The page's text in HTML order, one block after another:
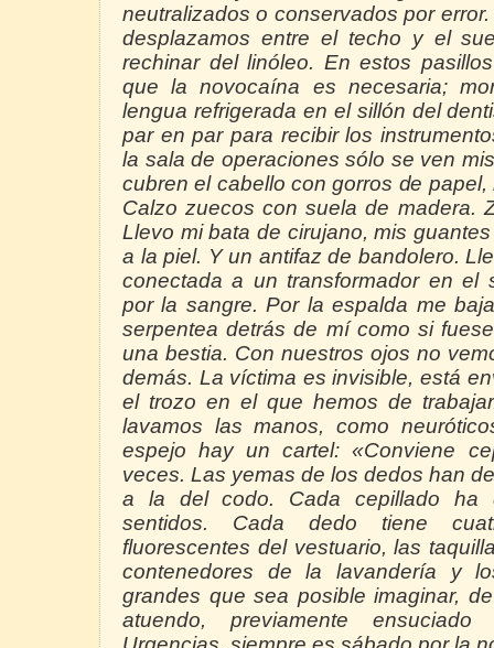
neutralizados o conservados por
desplazamos entre el techo y el
rechinar del linóleo. En estos
que la novocaína es necesaria;
lengua refrigerada en el sillón del
par en par para recibir los
la sala de operaciones sólo se ven
cubren el cabello con gorros de
Calzo zuecos con suela de madera.
Llevo mi bata de cirujano, mis
a la piel. Yun antifaz de bandolero.
conectada a un transformador en el
porla sangre. Porla espalda me
serpentea detrás de mí como si
una bestia. Con nuestros ojos no
demás. La víctima es invisible, está
el trozo en el que hemos de
lavamos las manos, como
espejo hay un cartel: «Conviene
veces. Las yemas de los dedos han
a la del codo. Cada cepillado ha
sentidos. Cada dedo tiene
fluorescentes del vestuario, las
contenedores de la lavandería y
grandes que sea posible imaginar,
atuendo, previamente